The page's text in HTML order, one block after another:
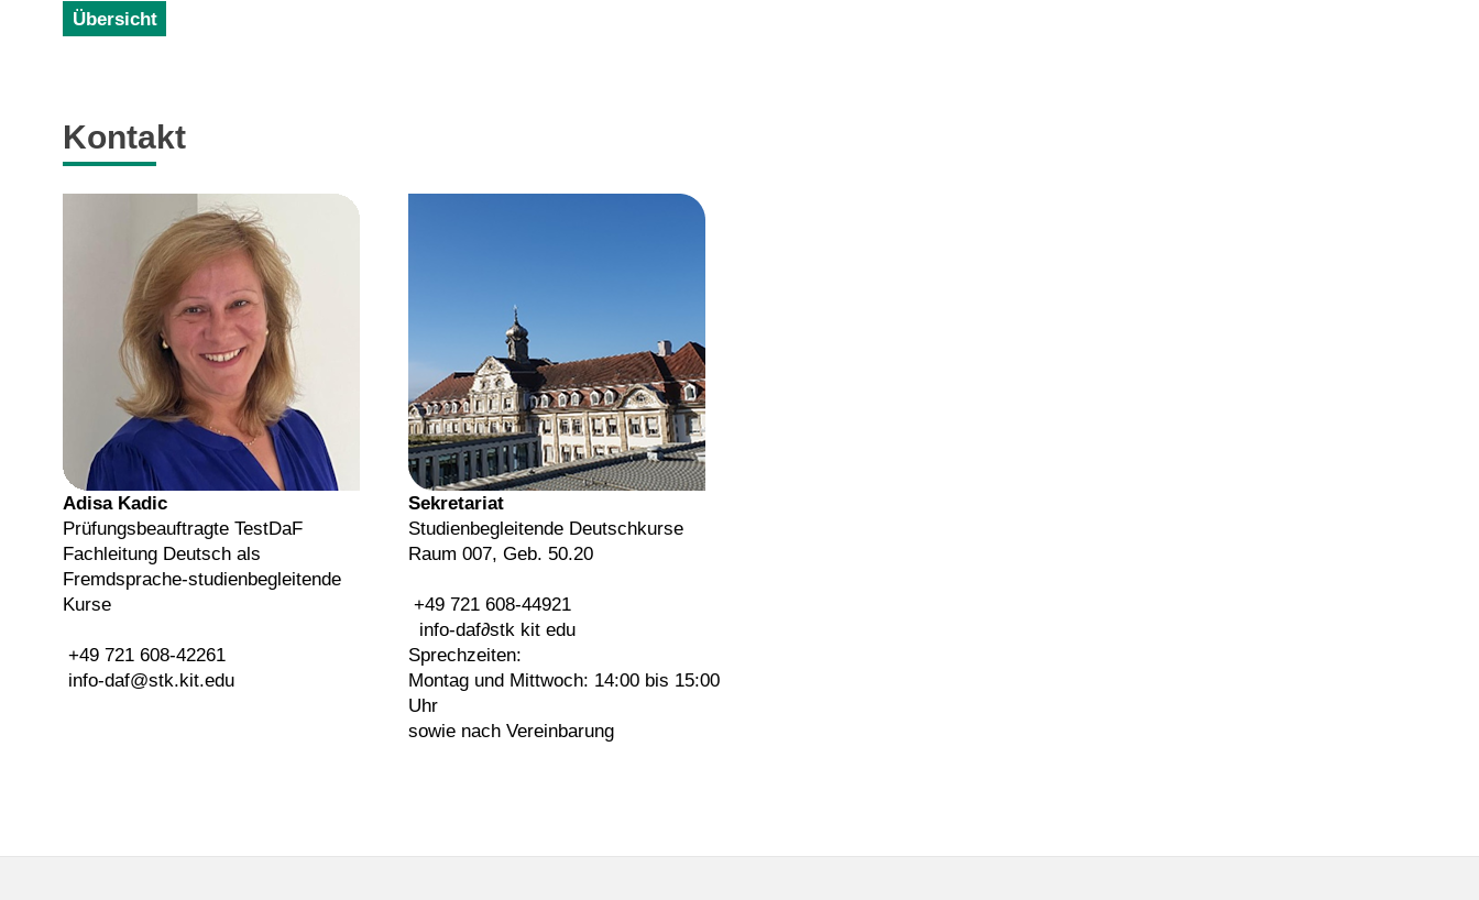
Übersicht
Kontakt
Adisa Kadic
Prüfungsbeauftragte TestDaF
Fachleitung Deutsch als
Fremdsprache-studienbegleitende
Kurse
+49 721 608-42261
info-daf@stk.kit.edu
Sekretariat
Studienbegleitende Deutschkurse
Raum 007, Geb. 50.20
+49 721 608-44921
info-daf∂stk kit edu
Sprechzeiten:
Montag und Mittwoch: 14:00 bis 15:00
Uhr
sowie nach Vereinbarung